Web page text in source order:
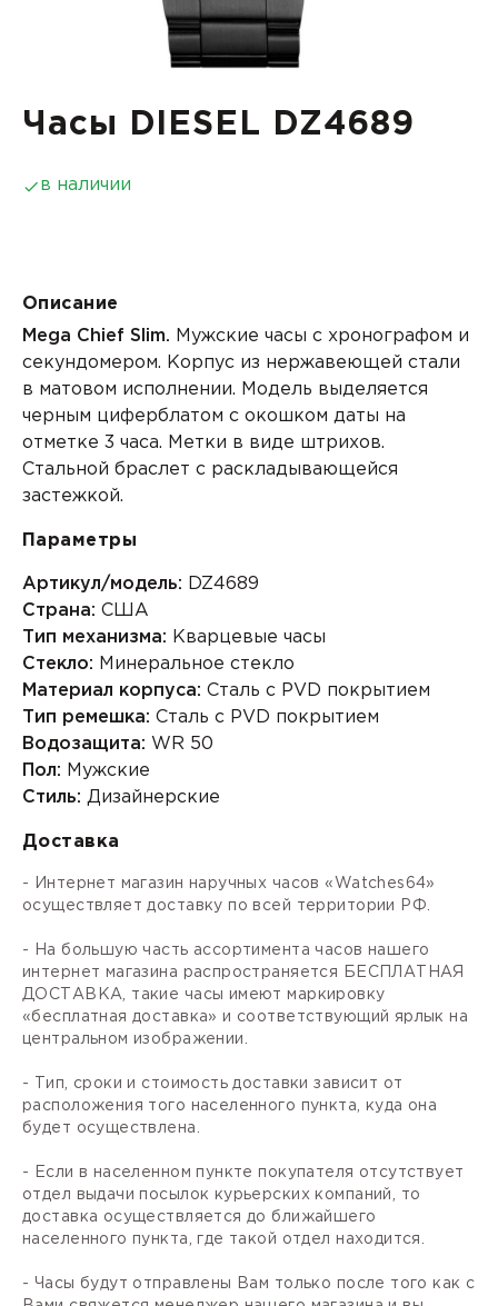
Часы DIESEL DZ4689
в наличии
Описание
Mega Chief Slim. Мужские часы с хронографом и
секундомером. Корпус из нержавеющей стали
в матовом исполнении. Модель выделяется
черным циферблатом с окошком даты на
отметке 3 часа. Метки в виде штрихов.
Стальной браслет с раскладывающейся
застежкой.
Параметры
Артикул/модель: DZ4689
Страна: США
Тип механизма: Кварцевые часы
Стекло: Минеральное стекло
Материал корпуса: Сталь с PVD покрытием
Тип ремешка: Сталь с PVD покрытием
Водозащита: WR 50
Пол: Мужские
Стиль: Дизайнерские
Доставка
- Интернет магазин наручных часов «Watches64»
осуществляет доставку по всей территории РФ.
- На большую часть ассортимента часов нашего
интернет магазина распространяется БЕСПЛАТНАЯ
ДОСТАВКА, такие часы имеют маркировку
«бесплатная доставка» и соответствующий ярлык на
центральном изображении.
- Тип, сроки и стоимость доставки зависит от
расположения того населенного пункта, куда она
будет осуществлена.
- Если в населенном пункте покупателя отсутствует
отдел выдачи посылок курьерских компаний, то
доставка осуществляется до ближайшего
населенного пункта, где такой отдел находится.
- Часы будут отправлены Вам только после того как с